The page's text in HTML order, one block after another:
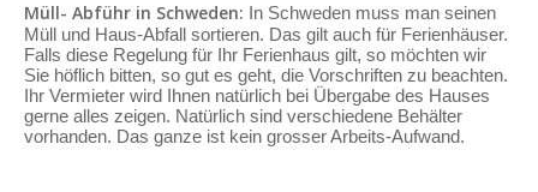
Müll- Abführ in Schweden: In Schweden muss man seinen
Müll und Haus-Abfall sortieren. Das gilt auch für Ferienhäuser.
Falls diese Regelung für Ihr Ferienhaus gilt, so möchten wir
Sie höflich bitten, so gut es geht, die Vorschriften zu beachten.
Ihr Vermieter wird Ihnen natürlich bei Übergabe des Hauses
gerne alles zeigen. Natürlich sind verschiedene Behälter
vorhanden. Das ganze ist kein grosser Arbeits-Aufwand.